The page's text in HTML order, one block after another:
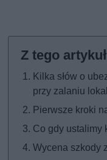
Kilka słów o
przy zalaniu
Pierwsze kroki
Co gdy ustalimy
Wycena szkody